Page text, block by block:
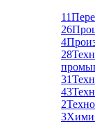
11
26
4
28
31
43
2
3